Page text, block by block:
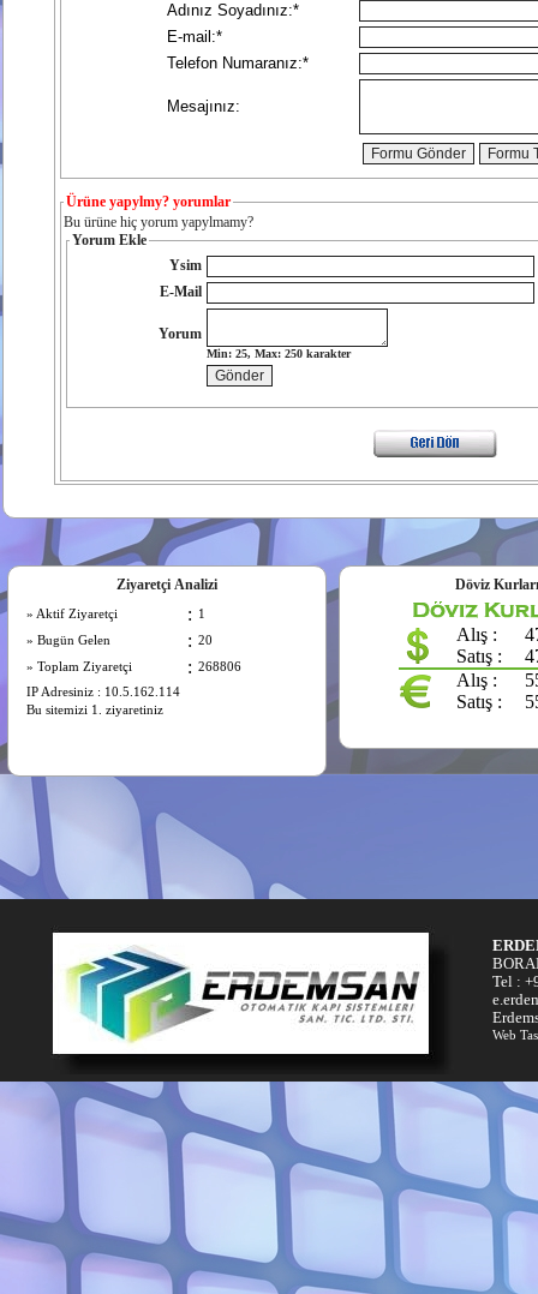
Adınız Soyadınız:*
E-mail:*
Telefon Numaranız:*
Mesajınız:
Ürüne yapylmy? yorumlar
Bu ürüne hiç yorum yapylmamy?
Yorum Ekle
Ysim
E-Mail
Yorum
Min: 25, Max: 250 karakter
Ziyaretçi Analizi Döviz Kurları
Tel :
Web